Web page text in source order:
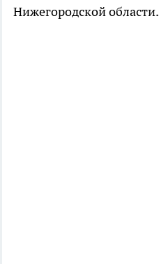
Нижегородской области.